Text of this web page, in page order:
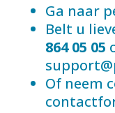
Ga naar
Belt u
864 05 05
Of neem